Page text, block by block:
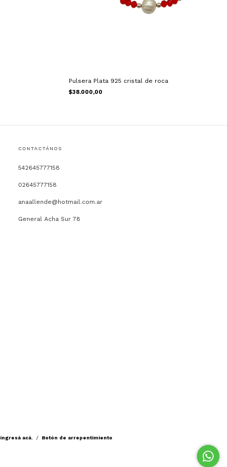
Pulsera Plata 925 cristal de roca
$38.000,00
CONTACTÁNOS
542645777158
02645777158
anaallende@hotmail.com.ar
General Acha Sur 78
ingresá acá. / Botón de arrepentimiento